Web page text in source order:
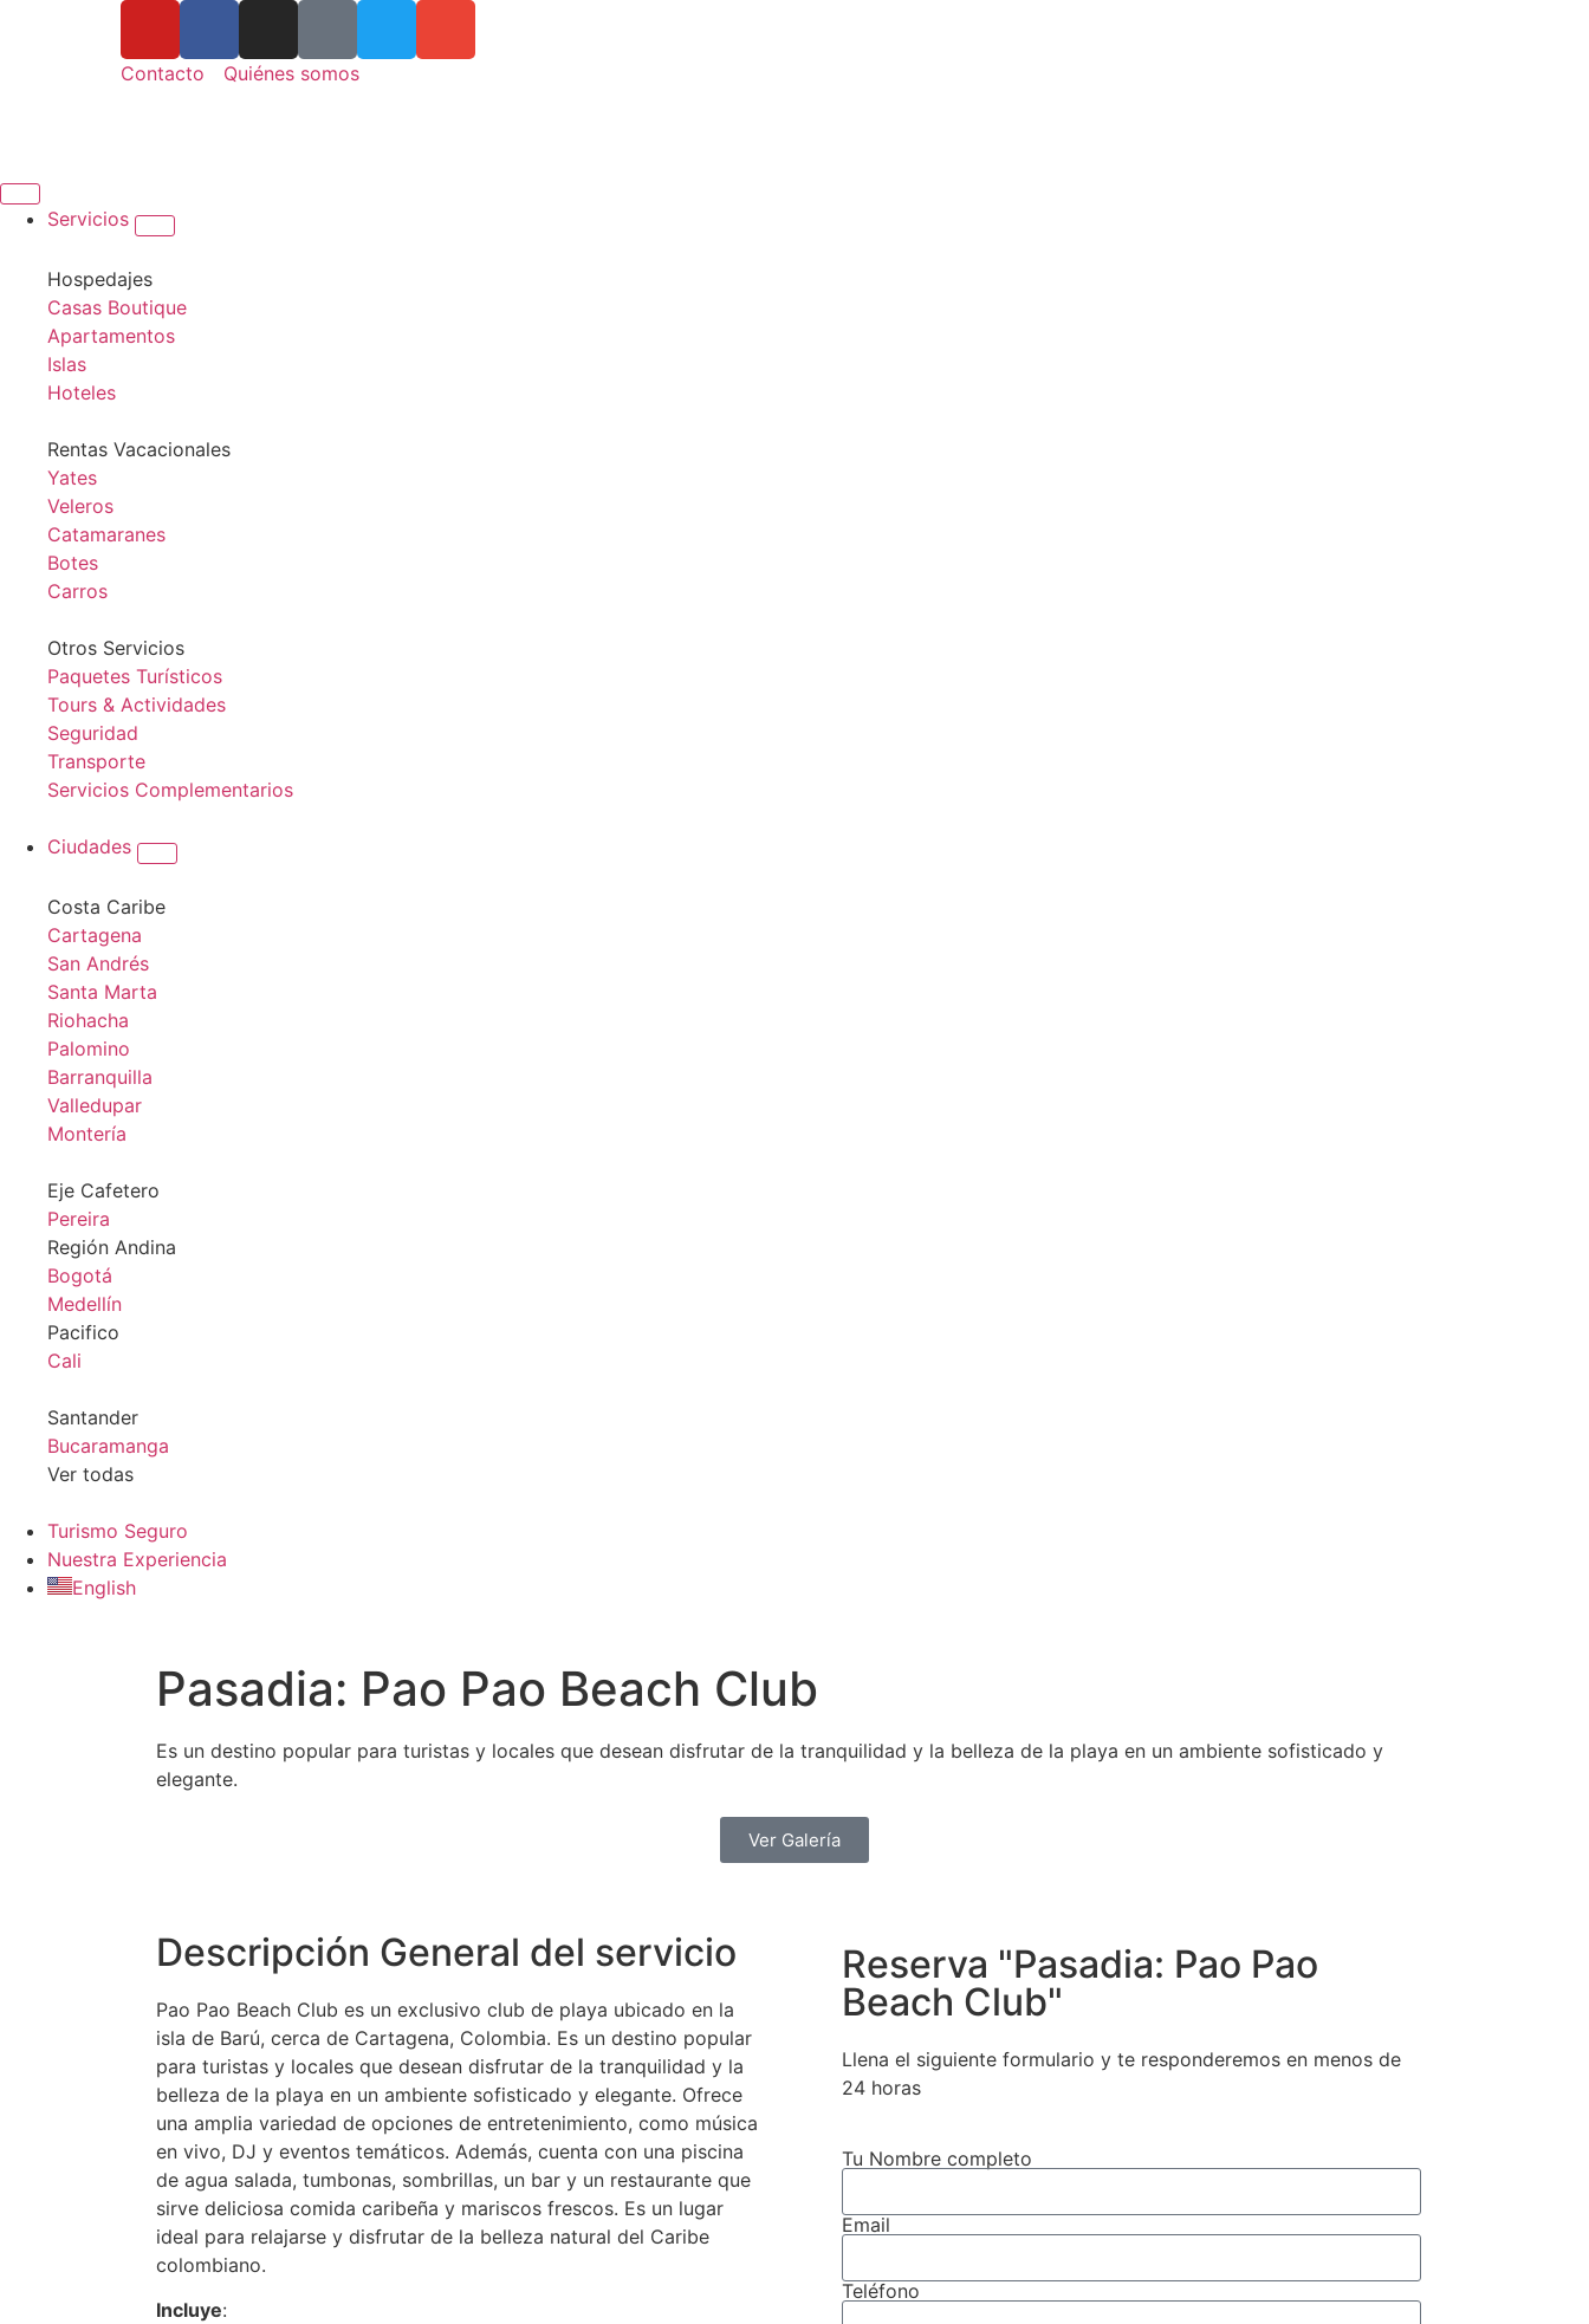
Contacto Quiénes somos
Servicios
Hospedajes
Casas Boutique
Apartamentos
Islas
Hoteles
Rentas Vacacionales
Yates
Veleros
Catamaranes
Botes
Carros
Otros Servicios
Paquetes Turísticos
Tours & Actividades
Seguridad
Transporte
Servicios Complementarios
Ciudades
Costa Caribe
Cartagena
San Andrés
Santa Marta
Riohacha
Palomino
Barranquilla
Valledupar
Montería
Eje Cafetero
Pereira
Región Andina
Bogotá
Medellín
Pacifico
Cali
Santander
Bucaramanga
Ver todas
Turismo Seguro
Nuestra Experiencia
English
Pasadia: Pao Pao Beach Club
Es un destino popular para turistas y locales que desean disfrutar de la tranquilidad y la belleza de la playa en un ambiente sofisticado y
elegante.
Ver Galería
Descripción General del servicio
Pao Pao Beach Club es un exclusivo club de playa ubicado en la
isla de Barú, cerca de Cartagena, Colombia. Es un destino popular
para turistas y locales que desean disfrutar de la tranquilidad y la
belleza de la playa en un ambiente sofisticado y elegante. Ofrece
una amplia variedad de opciones de entretenimiento, como música
en vivo, DJ y eventos temáticos. Además, cuenta con una piscina
de agua salada, tumbonas, sombrillas, un bar y un restaurante que
sirve deliciosa comida caribeña y mariscos frescos. Es un lugar
ideal para relajarse y disfrutar de la belleza natural del Caribe
colombiano.
Incluye:
Reserva "Pasadia: Pao Pao
Beach Club"
Llena el siguiente formulario y te responderemos en menos de
24 horas
Tu Nombre completo
Email
Teléfono